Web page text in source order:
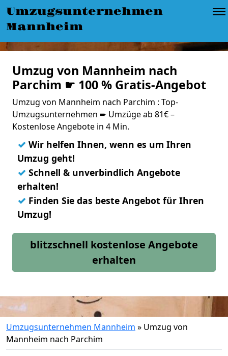
Umzugsunternehmen
Mannheim
Umzug von Mannheim nach
Parchim ☛ 100 % Gratis-Angebot
Umzug von Mannheim nach Parchim : Top-
Umzugsunternehmen ➨ Umzüge ab 81€ –
Kostenlose Angebote in 4 Min.
✓ Wir helfen Ihnen, wenn es um Ihren
Umzug geht!
✓ Schnell & unverbindlich Angebote
erhalten!
✓ Finden Sie das beste Angebot für Ihren
Umzug!
blitzschnell kostenlose Angebote
erhalten
Umzugsunternehmen Mannheim » Umzug von
Mannheim nach Parchim